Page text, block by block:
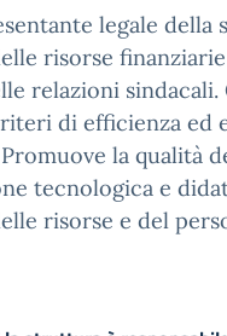
legale della
risorse
relazioni sindacali.
di efficienza ed
la qualità
tecnologica e
risorse e del